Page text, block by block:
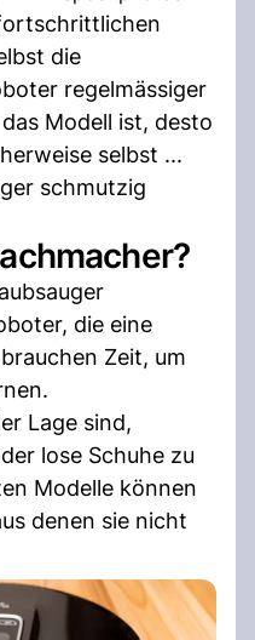
die
regelmässiger
Modell ist, desto
selbst ...
schmutzig
die eine
Zeit, um
Lage sind,
lose Schuhe zu
Modelle können
denen sie nicht